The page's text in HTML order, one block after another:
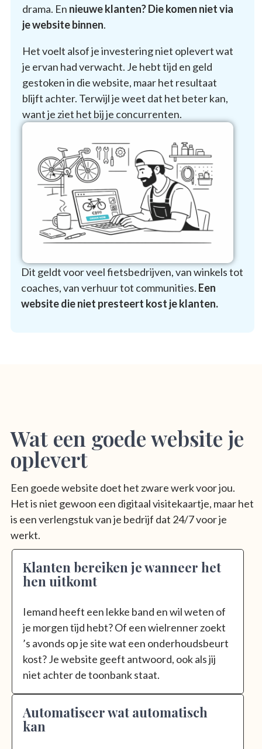
drama. En nieuwe klanten? Die komen niet via
je website binnen.
Het voelt alsof je investering niet oplevert wat
je ervan had verwacht. Je hebt tijd en geld
gestoken in die website, maar het resultaat
blijft achter. Terwijl je weet dat het beter kan,
want je ziet het bij je concurrenten.
Dit geldt voor veel fietsbedrijven, van winkels tot
coaches, van verhuur tot communities. Een
website die niet presteert kost je klanten.
Wat een goede website je
oplevert
Een goede website doet het zware werk voor jou.
Het is niet gewoon een digitaal visitekaartje, maar het
is een verlengstuk van je bedrijf dat 24/7 voor je
werkt.
Klanten bereiken je wanneer het
hen uitkomt
Iemand heeft een lekke band en wil weten of
je morgen tijd hebt? Of een wielrenner zoekt
’s avonds op je site wat een onderhoudsbeurt
kost? Je website geeft antwoord, ook als jij
niet achter de toonbank staat.
Automatiseer wat automatisch
kan